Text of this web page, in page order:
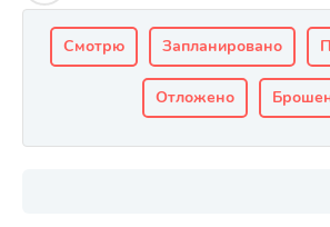
Смотрю Запланировано
Отложено